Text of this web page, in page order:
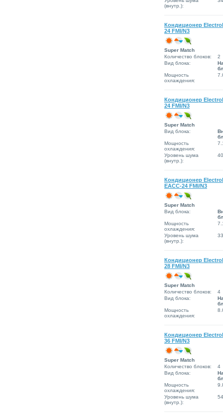
(внутр.):
Кондиционер
24 FMI/N3
Super Match
Количество блоков:
2
Вид блока:
Мощность
охлаждения:
Кондиционер
24 FMI/N3
Super Match
Вид блока:
Мощность
охлаждения:
Уровень шума
(внутр.):
Кондиционер
EACС-24 FMI/N3
Super Match
Вид блока:
Мощность
охлаждения:
Уровень шума
(внутр.):
Кондиционер
28 FMI/N3
Super Match
Количество блоков:
4
Вид блока:
Мощность
охлаждения:
Кондиционер
36 FMI/N3
Super Match
Количество блоков:
4
Вид блока:
Мощность
охлаждения:
Уровень шума
(внутр.):